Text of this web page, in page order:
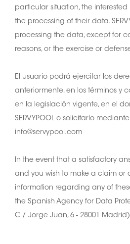
particular situation, the
the processing of their data.
processing the data, except for
reasons, or the exercise or
El usuario podrá ejercitar los
anteriormente, en los términos y
en la legislación vigente, en el
SERVYPOOL o solicitarlo
info@servypool.com
In the event that a satisfactory
and you wish to make a claim or
information regarding any of
the Spanish Agency for Data
C / Jorge Juan, 6 - 28001